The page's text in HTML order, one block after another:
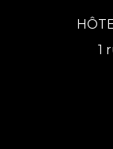
1